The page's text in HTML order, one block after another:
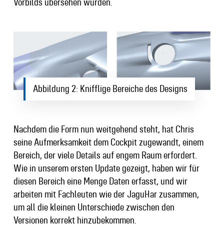
Abbildung 2: Knifflige Bereiche des Designs
Nachdem die Form nun weitgehend steht, hat Chris
seine Aufmerksamkeit dem Cockpit zugewandt, einem
Bereich, der viele Details auf engem Raum erfordert.
Wie in unserem ersten Update gezeigt, haben wir für
diesen Bereich eine Menge Daten erfasst, und wir
arbeiten mit Fachleuten wie der JaguHar zusammen,
um all die kleinen Unterschiede zwischen den
Versionen korrekt hinzubekommen.